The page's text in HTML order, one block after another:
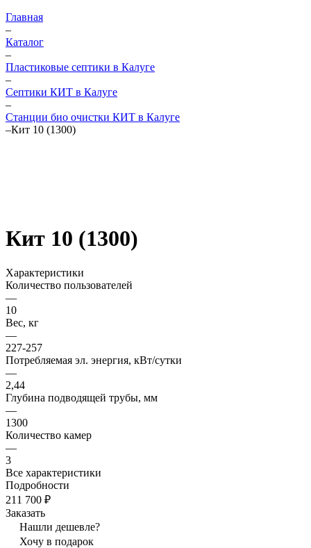
Главная
–
Каталог
–
Пластиковые септики в Калуге
–
Септики КИТ в Калуге
–
Станции био очистки КИТ в Калуге
–Кит 10 (1300)
Кит 10 (1300)
Характеристики
Количество пользователей
—
10
Вес, кг
—
227-257
Потребляемая эл. энергия, кВт/сутки
—
2,44
Глубина подводящей трубы, мм
—
1300
Количество камер
—
3
Все характеристики
Подробности
211 700 ₽
Заказать
Нашли дешевле?
Хочу в подарок